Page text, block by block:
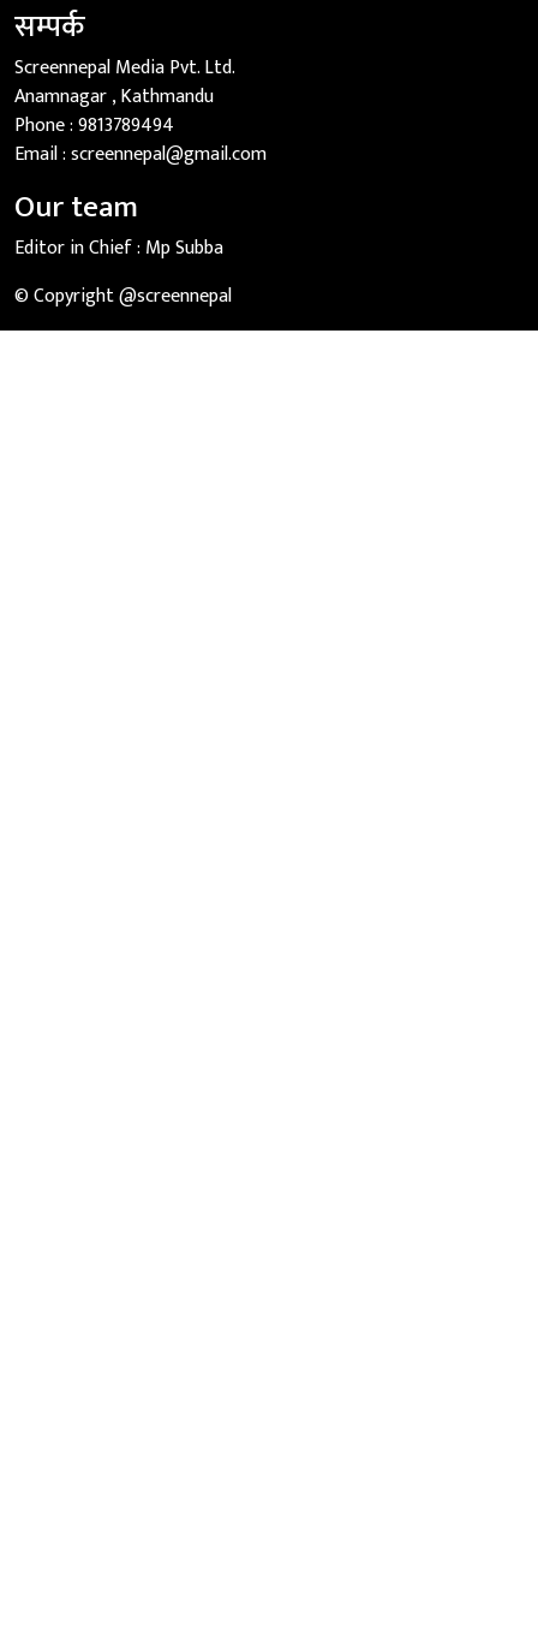
सम्पर्क
Screennepal Media Pvt. Ltd.
Anamnagar , Kathmandu
Phone :9813789494
Email :screennepal@gmail.com
Our team
Editor in Chief : Mp Subba
© Copyright @screennepal